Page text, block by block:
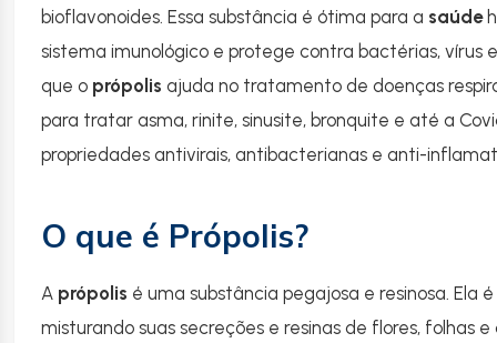
bioflavonoides. Essa substância é ótima para a saúde
sistema imunológico e protege contra bactérias, vírus
que o própolis ajuda no tratamento de doenças
para tratar asma, rinite, sinusite, bronquite e até a
propriedades antivirais, antibacterianas e anti-
O que é Própolis?
A própolis é uma substância pegajosa e resinosa. Ela
misturando suas secreções e resinas de flores, folhas e